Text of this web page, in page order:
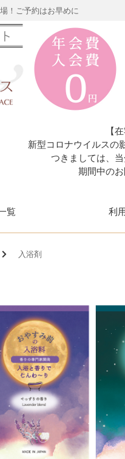
！ご予約はお早めに
【
新型コロナウイルスの
つきましては、
期間中の
覧 利
入浴剤